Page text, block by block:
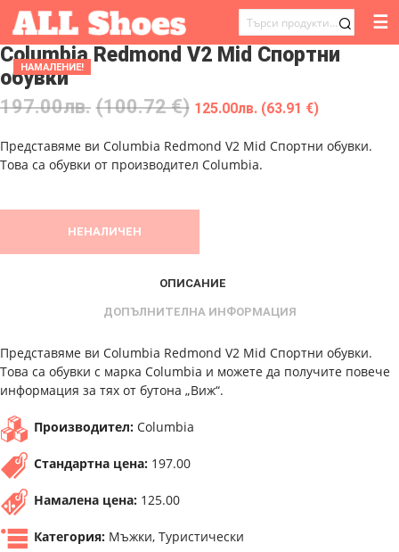
ТЪРСЕНЕ
ЗА:
☰
НАМАЛЕНИЕ!
Columbia Redmond V2 Mid Спортни
обувки
197.00лв. (100.72 €) 125.00лв. (63.91 €)
Представяме ви Columbia Redmond V2 Mid Спортни обувки.
Това са обувки от производител Columbia.
НЕНАЛИЧЕН
ОПИСАНИЕ
ДОПЪЛНИТЕЛНА ИНФОРМАЦИЯ
Представяме ви Columbia Redmond V2 Mid Спортни обувки.
Това са обувки с марка Columbia и можете да получите повече
информация за тях от бутона „Виж“.
Производител: Columbia
Стандартна цена: 197.00
Намалена цена: 125.00
Категория: Мъжки, Туристически